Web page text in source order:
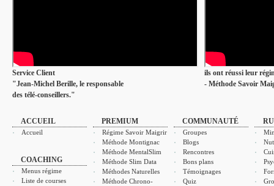
Service Client
"Jean-Michel Berille, le responsable
des télé-conseillers."
ils ont réussi leur
- Méthode Savoir
ACCUEIL
Accueil
COACHING
Menus régime
Liste de courses
PREMIUM
Régime Savoir Maigrir
Méthode Montignac
Méthode MentalSlim
Méthode Slim Data
Méthodes Naturelles
Méthode Chrono-
COMMUNAUTÉ
Groupes
Blogs
Rencontres
Bons plans
Témoignages
Quiz